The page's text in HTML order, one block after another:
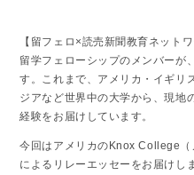
【留フェロ×読売新聞教育ネットワ
留学フェローシップのメンバーが
す。これまで、アメリカ・イギリ
ジアなど世界中の大学から、現地
経験をお届けしています。
今回はアメリカのKnox College（
によるリレーエッセーをお届けし